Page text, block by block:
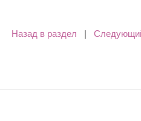
Назад в раздел |